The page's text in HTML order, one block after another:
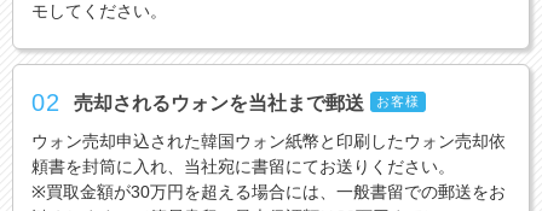
モしてください。
02 売却されるウォンを当社まで郵送 お客様
ウォン売却申込された韓国ウォン紙幣と印刷したウォン売却依
頼書を封筒に入れ、当社宛に書留にてお送りください。
※買取金額が30万円を超える場合には、一般書留での郵送をお